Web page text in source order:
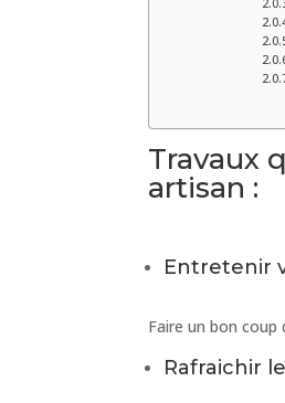
Travaux
artisan :
Entretenir
Faire un bon
Rafraichir